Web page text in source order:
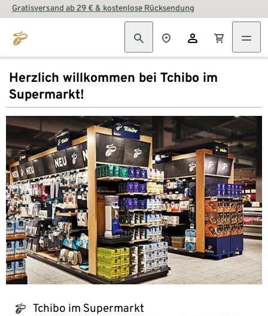
Gratisversand ab 29 € & kostenlose Rücksendung
Herzlich willkommen bei Tchibo im
Supermarkt!
tchibo_logo Tchibo im Supermarkt